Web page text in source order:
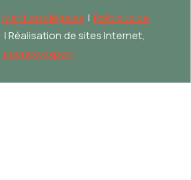
Mentions légales | Politique de
| Réalisation de sites Internet,
lagence.expert